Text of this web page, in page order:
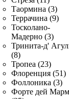
Таормина (3)
Террачина (9)
Тосколано-
Мадерно (3)
Тринита-д'
(8)
Тропеа (23)
Флоренция (51)
Фоллоника (3)
Форте дей